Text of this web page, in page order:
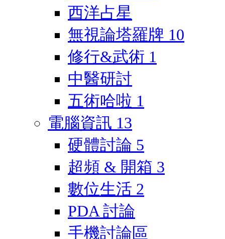
西洋占星
無視論塔羅牌 10
修行&武術 1
中醫研討
五術哈啦 1
電腦資訊 13
硬體討論 5
超頻 & 開箱 3
數位生活 2
PDA 討論
手機討論區